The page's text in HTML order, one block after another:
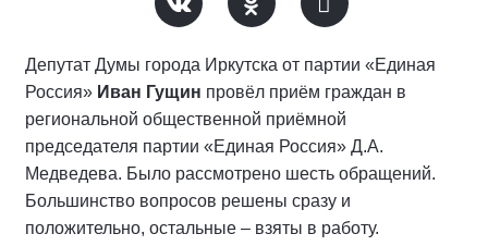
Депутат Думы города Иркутска от партии «Единая
Россия» Иван Гущин провёл приём граждан в
региональной общественной приёмной
председателя партии «Единая Россия» Д.А.
Медведева. Было рассмотрено шесть обращений.
Большинство вопросов решены сразу и
положительно, остальные – взяты в работу.